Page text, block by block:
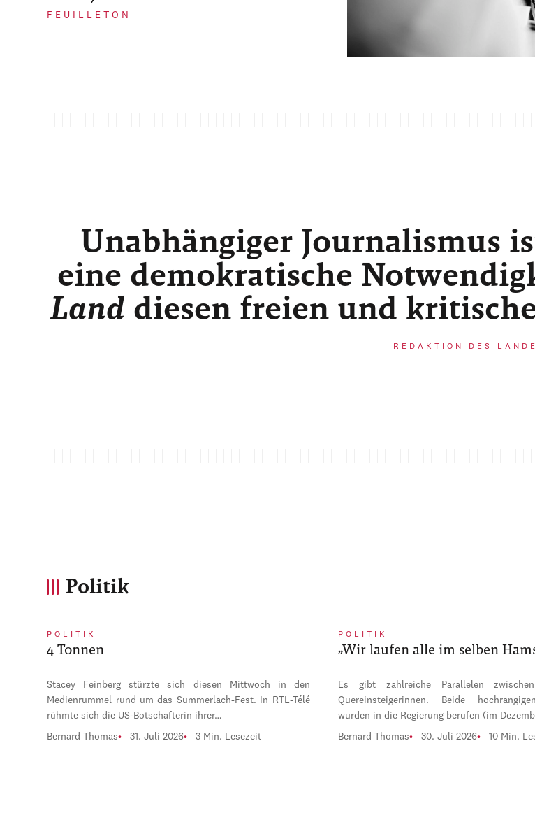
FEUILLETON
Unabhängiger Journalismus
eine demokratische
Land diesen freien und
REDAKTION DES
Politik
POLITIK
4 Tonnen
Stacey Feinberg stürzte sich diesen Mittwoch in den
Medienrummel rund um das Summerlach-Fest. In RTL-Télé
rühmte sich die US-Botschafterin ihrer…
Bernard Thomas 31. Juli 2026 3 Min. Lesezeit
POLITIK
„Wir laufen alle im selben
Es gibt zahlreiche Parallelen
Quereinsteigerinnen. Beide
wurden in die Regierung berufen (im
Bernard Thomas 30. Juli 2026 10 Min.